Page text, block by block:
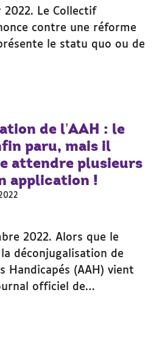
Le Collectif
contre une réforme
le statu quo ou de
de l’AAH : le
paru, mais il
attendre plusieurs
application !
2022. Alors que le
déconjugalisation de
Handicapés (AAH) vient
officiel de…